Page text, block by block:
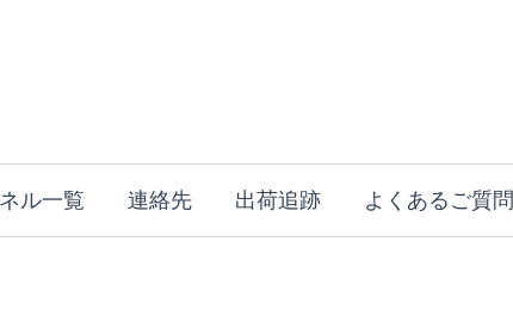
ル一覧 連絡先 出荷追跡 よくあるご質問